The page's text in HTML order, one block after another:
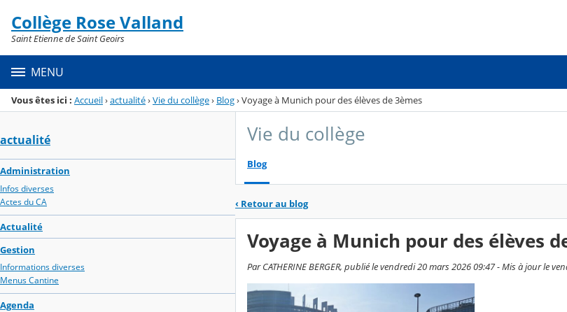
Menu de la rubrique
Contenu
Collège Rose Valland
Saint Etienne de Saint Geoirs
MENU
Vous êtes ici : Accueil›actualité›Vie du collège› Blog›Voyage à Munich pour des élèves de 3èmes
actualité
Administration
Infos diverses
Actes du CA
Actualité
Gestion
Informations diverses
Menus Cantine
Agenda
Vie du collège
Blog
‹ Retour au blog
Voyage à Munich pour des élèves
Par CATHERINE BERGER, publié le vendredi 20 mars 2026 09:47 - Mis à jour le